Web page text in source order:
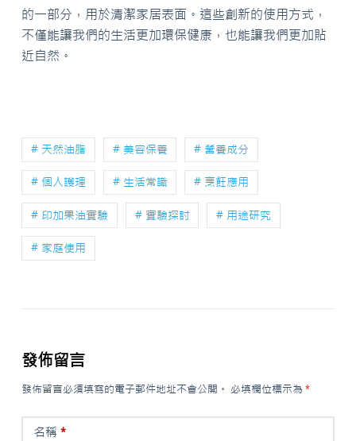
的一部分，用於清潔家居表面。這些創新的使用方式，
不僅能讓我們的生活更加環保健康，也能讓我們更加貼
近自然。
# 天然油脂 # 美容保養 # 營養成分
# 個人護理 # 生活常識 # 烹飪應用
# 印加果油實驗 # 實驗探討 # 用途研究
# 家庭使用
發佈留言
發佈留言必須填寫的電子郵件地址不會公開。 必填欄位標示為 *
名稱 *